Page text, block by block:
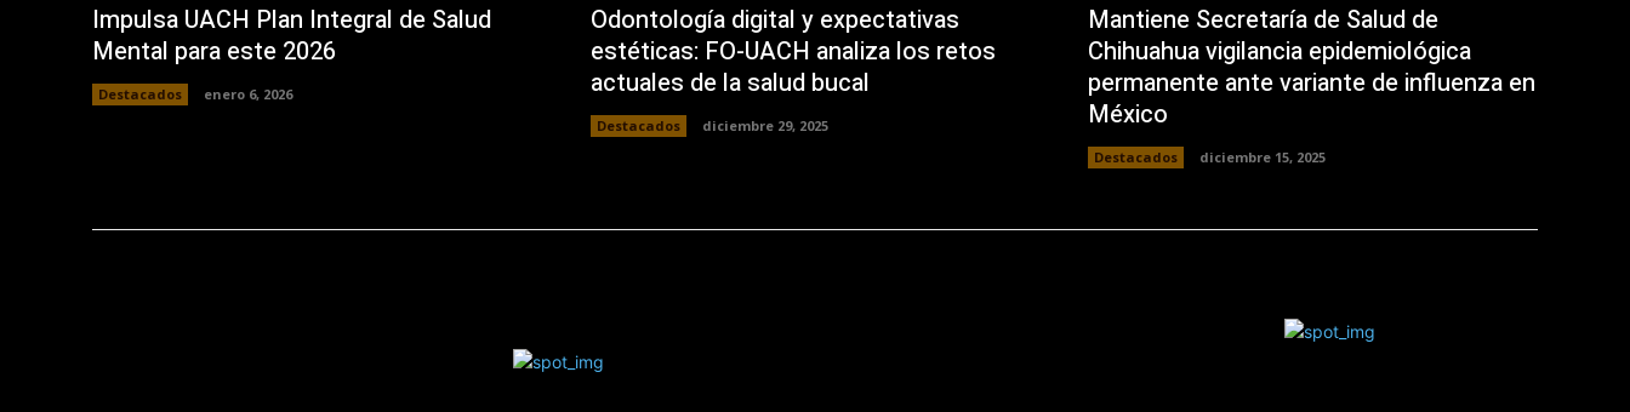
Impulsa UACH Plan Integral de Salud
Mental para este 2026
Destacados enero 6, 2026
Odontología digital y expectativas
estéticas: FO-UACH analiza los retos
actuales de la salud bucal
Destacados diciembre 29, 2025
Mantiene Secretaría de Salud de
Chihuahua vigilancia epidemiológica
permanente ante variante de influenza en
México
Destacados diciembre 15, 2025